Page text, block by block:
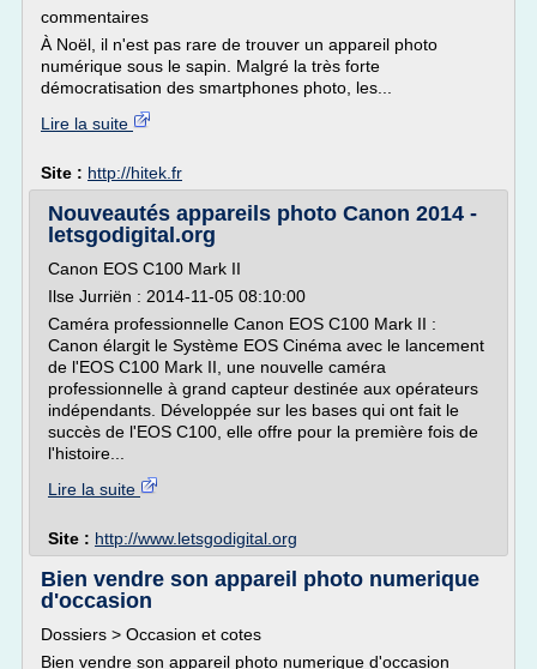
commentaires
À Noël, il n'est pas rare de trouver un appareil photo
numérique sous le sapin. Malgré la très forte
démocratisation des smartphones photo, les...
Lire la suite
Site : http://hitek.fr
Nouveautés appareils photo Canon 2014 -
letsgodigital.org
Canon EOS C100 Mark II
Ilse Jurriën : 2014-11-05 08:10:00
Caméra professionnelle Canon EOS C100 Mark II :
Canon élargit le Système EOS Cinéma avec le lancement
de l'EOS C100 Mark II, une nouvelle caméra
professionnelle à grand capteur destinée aux opérateurs
indépendants. Développée sur les bases qui ont fait le
succès de l'EOS C100, elle offre pour la première fois de
l'histoire...
Lire la suite
Site : http://www.letsgodigital.org
Bien vendre son appareil photo numerique
d'occasion
Dossiers > Occasion et cotes
Bien vendre son appareil photo numerique d'occasion